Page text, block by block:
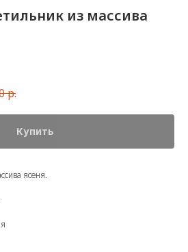
из массива
р.
Купить
ясеня.